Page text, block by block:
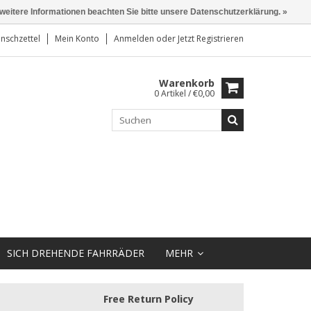
Mein Konto Anmelden oder Jetzt Registrieren
Warenkorb
0 Artikel / €0,00
SICH DREHENDE FAHRRÄDER MEHR
Free Return Policy
Informationen beachten Sie bitte unsere Datenschutzerklärung. »